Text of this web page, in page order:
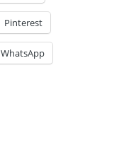
Pinterest
WhatsApp